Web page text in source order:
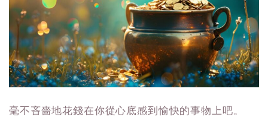
毫不吝嗇地花錢在你從心底感到愉快的事物上吧。